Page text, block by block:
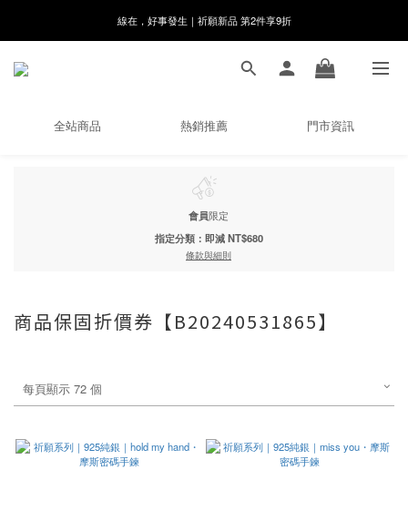
8月月初限定｜指定分類滿件88折！
8月月初限定｜指定分類滿件88折！
全站商品 熱銷推薦 門市資訊
會員限定
指定分類：即減 NT$680
條款與細則
商品保固折價券【B20240531865】
每頁顯示 72 個